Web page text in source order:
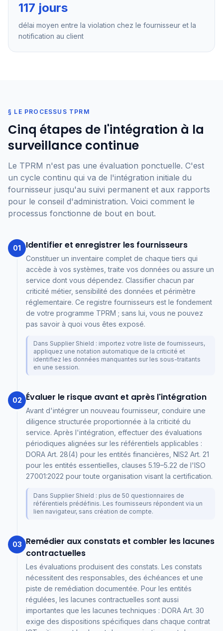
117 jours
délai moyen entre la violation chez le fournisseur et la
notification au client
§ LE PROCESSUS TPRM
Cinq étapes de l'intégration à la
surveillance continue
Le TPRM n'est pas une évaluation ponctuelle. C'est
un cycle continu qui va de l'intégration initiale du
fournisseur jusqu'au suivi permanent et aux rapports
pour le conseil d'administration. Voici comment le
processus fonctionne de bout en bout.
01 Identifier et enregistrer les fournisseurs
Constituer un inventaire complet de chaque tiers qui
accède à vos systèmes, traite vos données ou assure un
service dont vous dépendez. Classifier chacun par
criticité métier, sensibilité des données et périmètre
réglementaire. Ce registre fournisseurs est le fondement
de votre programme TPRM ; sans lui, vous ne pouvez
pas savoir à quoi vous êtes exposé.
Dans Supplier Shield : importez votre liste de fournisseurs,
appliquez une notation automatique de la criticité et
identifiez les données manquantes sur les sous-traitants
en une session.
02 Évaluer le risque avant et après l'intégration
Avant d'intégrer un nouveau fournisseur, conduire une
diligence structurée proportionnée à la criticité du
service. Après l'intégration, effectuer des évaluations
périodiques alignées sur les référentiels applicables :
DORA Art. 28(4) pour les entités financières, NIS2 Art. 21
pour les entités essentielles, clauses 5.19–5.22 de l'ISO
27001:2022 pour toute organisation visant la certification.
Dans Supplier Shield : plus de 50 questionnaires de
référentiels prédéfinis. Les fournisseurs répondent via un
lien navigateur, sans création de compte.
03 Remédier aux constats et combler les lacunes
contractuelles
Les évaluations produisent des constats. Les constats
nécessitent des responsables, des échéances et une
piste de remédiation documentée. Pour les entités
régulées, les lacunes contractuelles sont aussi
importantes que les lacunes techniques : DORA Art. 30
exige des dispositions spécifiques dans chaque contrat